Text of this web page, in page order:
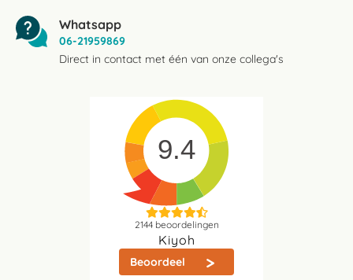
Whatsapp
06-21959869
Direct in contact met één van onze collega's
9.4
2144beoordelingen
Kiyoh
Beoordeel